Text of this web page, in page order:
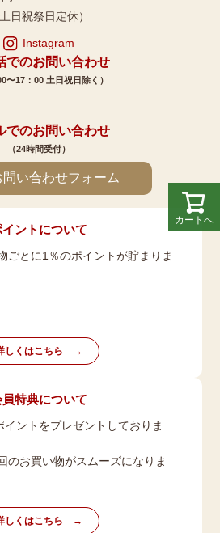
カートへ
土日祝祭日定休）
Instagram
でのお問い合わせ
〜17：00 土日祝日除く）
でのお問い合わせ
（24時間受付）
問い合わせフォーム
イントについて
ごとに1％のポイントが貯まりま
しくはこちら
員特典について
ントをプレゼントしておりま
のお買い物がスムーズになりま
しくはこちら